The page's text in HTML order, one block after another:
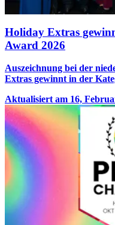
Holiday Extras
Award 2026
Auszeichnung bei der
Extras gewinnt in der
Aktualisiert am 16,